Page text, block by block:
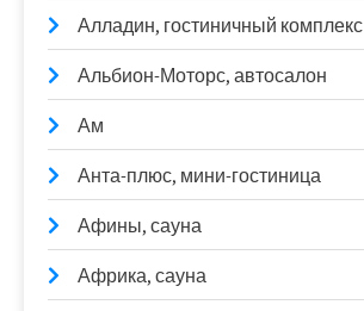
Алладин, гостиничный комплекс
Альбион-Моторс, автосалон
Ам
Анта-плюс, мини-гостиница
Афины, сауна
Африка, сауна